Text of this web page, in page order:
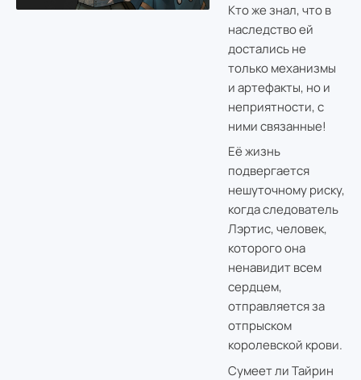
Кто же знал, что в
наследство ей
достались не
только механизмы
и артефакты, но и
неприятности, с
ними связанные!
Её жизнь
подвергается
нешуточному риску,
когда следователь
Лэртис, человек,
которого она
ненавидит всем
сердцем,
отправляется за
отпрыском
королевской крови.
Сумеет ли Тайрин